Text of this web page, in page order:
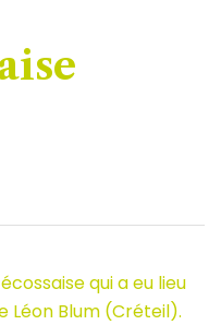
qui a eu lieu
Léon Blum (Créteil).